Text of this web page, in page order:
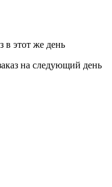
в этот же день
на следующий день